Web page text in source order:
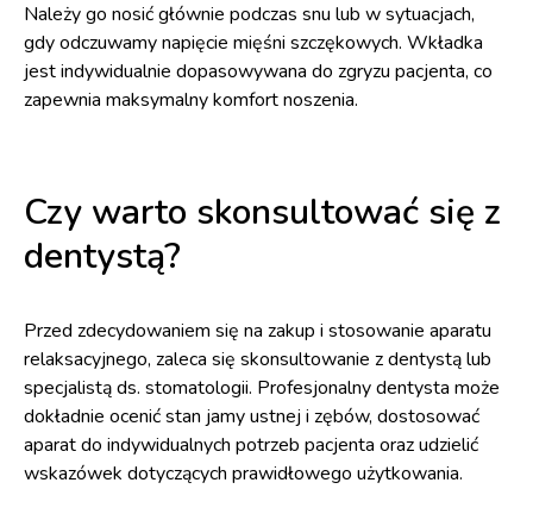
Należy go nosić głównie podczas snu lub w sytuacjach,
gdy odczuwamy napięcie mięśni szczękowych. Wkładka
jest indywidualnie dopasowywana do zgryzu pacjenta, co
zapewnia maksymalny komfort noszenia.
Czy warto skonsultować się z
dentystą?
Przed zdecydowaniem się na zakup i stosowanie aparatu
relaksacyjnego, zaleca się skonsultowanie z dentystą lub
specjalistą ds. stomatologii. Profesjonalny dentysta może
dokładnie ocenić stan jamy ustnej i zębów, dostosować
aparat do indywidualnych potrzeb pacjenta oraz udzielić
wskazówek dotyczących prawidłowego użytkowania.